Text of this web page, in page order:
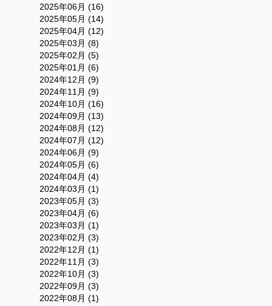
2025年06月 (16)
2025年05月 (14)
2025年04月 (12)
2025年03月 (8)
2025年02月 (5)
2025年01月 (6)
2024年12月 (9)
2024年11月 (9)
2024年10月 (16)
2024年09月 (13)
2024年08月 (12)
2024年07月 (12)
2024年06月 (9)
2024年05月 (6)
2024年04月 (4)
2024年03月 (1)
2023年05月 (3)
2023年04月 (6)
2023年03月 (1)
2023年02月 (3)
2022年12月 (1)
2022年11月 (3)
2022年10月 (3)
2022年09月 (3)
2022年08月 (1)